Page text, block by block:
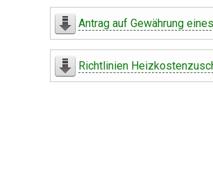
Antrag auf Gewährung
Richtlinien